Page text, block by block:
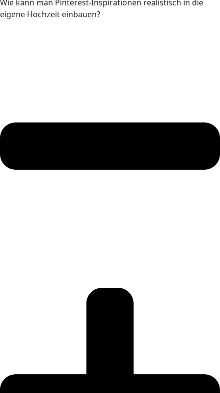
Wie kann man Pinterest-Inspirationen realistisch in die
eigene Hochzeit einbauen?